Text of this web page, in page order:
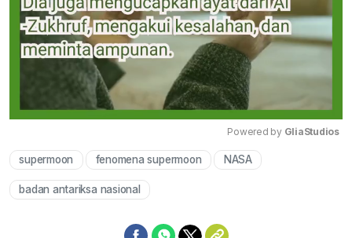
Powered by GliaStudios
supermoon fenomena supermoon NASA
badan antariksa nasional